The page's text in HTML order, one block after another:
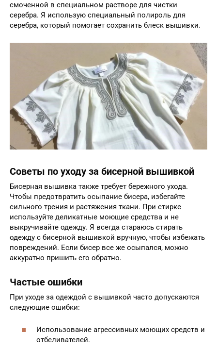
смоченной в специальном растворе для чистки
серебра. Я использую специальный полироль для
серебра, который помогает сохранить блеск вышивки.
Советы по уходу за бисерной вышивкой
Бисерная вышивка также требует бережного ухода.
Чтобы предотвратить осыпание бисера, избегайте
сильного трения и растяжения ткани. При стирке
используйте деликатные моющие средства и не
выкручивайте одежду. Я всегда стараюсь стирать
одежду с бисерной вышивкой вручную, чтобы избежать
повреждений. Если бисер все же осыпался, можно
аккуратно пришить его обратно.
Частые ошибки
При уходе за одеждой с вышивкой часто допускаются
следующие ошибки:
Использование агрессивных моющих средств и
отбеливателей.